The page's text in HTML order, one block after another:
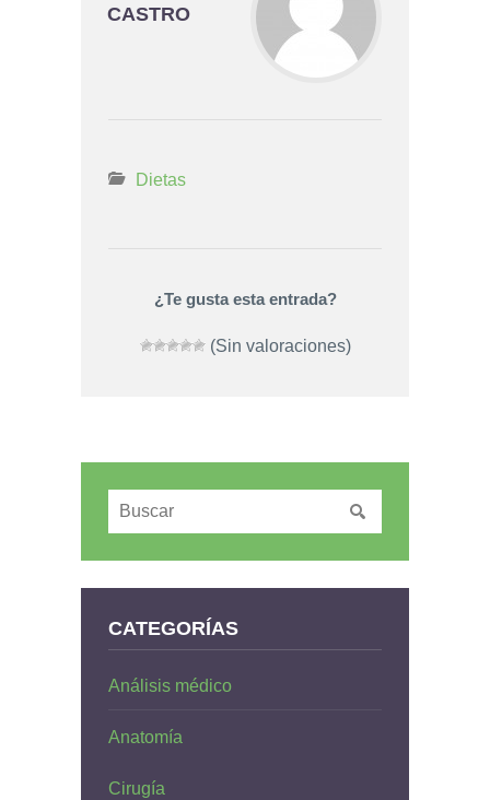
CASTRO
Dietas
¿Te gusta esta entrada?
(Sin valoraciones)
CATEGORÍAS
Análisis médico
Anatomía
Cirugía